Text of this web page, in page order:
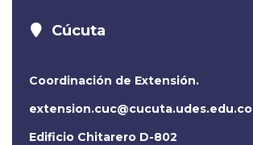
Cúcuta
Coordinación de Extensión.
extension.cuc@cucuta.udes.edu.co
Edificio Chitarero D-802